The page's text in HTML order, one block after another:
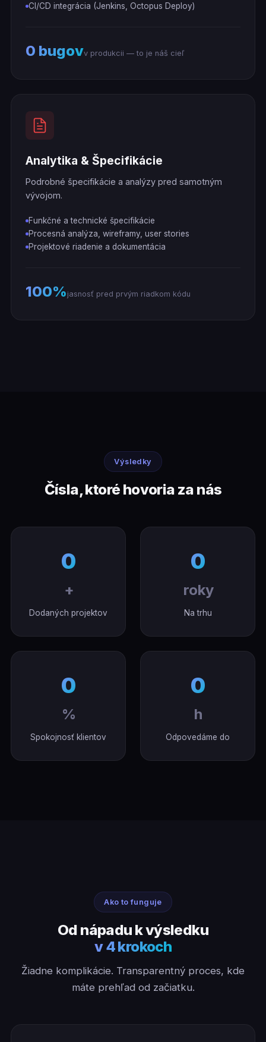
CI/CD integrácia (Jenkins, Octopus Deploy)
0 bugovv produkcii — to je náš cieľ
Analytika & Špecifikácie
Podrobné špecifikácie a analýzy pred samotným
vývojom.
Funkčné a technické špecifikácie
Procesná analýza, wireframy, user stories
Projektové riadenie a dokumentácia
100% jasnosť pred prvým riadkom kódu
Výsledky
Čísla, ktoré hovoria za nás
0
+
Dodaných projektov
0
roky
Na trhu
0
%
Spokojnosť klientov
0
h
Odpovedáme do
Ako to funguje
Od nápadu k výsledku
v 4 krokoch
Žiadne komplikácie. Transparentný proces, kde
máte prehľad od začiatku.